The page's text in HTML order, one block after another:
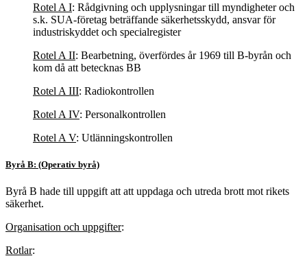
Rotel A I: Rådgivning och upplysningar till myndigheter och
s.k. SUA-företag beträffande säkerhetsskydd, ansvar för
industriskyddet och specialregister
Rotel A II: Bearbetning, överfördes år 1969 till B-byrån och
kom då att betecknas BB
Rotel A III: Radiokontrollen
Rotel A IV: Personalkontrollen
Rotel A V: Utlänningskontrollen
Byrå B: (Operativ byrå)
Byrå B hade till uppgift att att uppdaga och utreda brott mot rikets
säkerhet.
Organisation och uppgifter:
Rotlar: